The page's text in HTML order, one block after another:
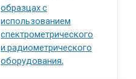
образцах с
использованием
спектрометрического
и радиометрического
оборудования.